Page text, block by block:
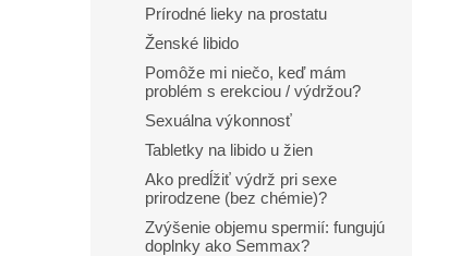
Prírodné lieky na prostatu
Ženské libido
Pomôže mi niečo, keď mám
problém s erekciou / výdržou?
Sexuálna výkonnosť
Tabletky na libido u žien
Ako predĺžiť výdrž pri sexe
prirodzene (bez chémie)?
Zvýšenie objemu spermií: fungujú
doplnky ako Semmax?